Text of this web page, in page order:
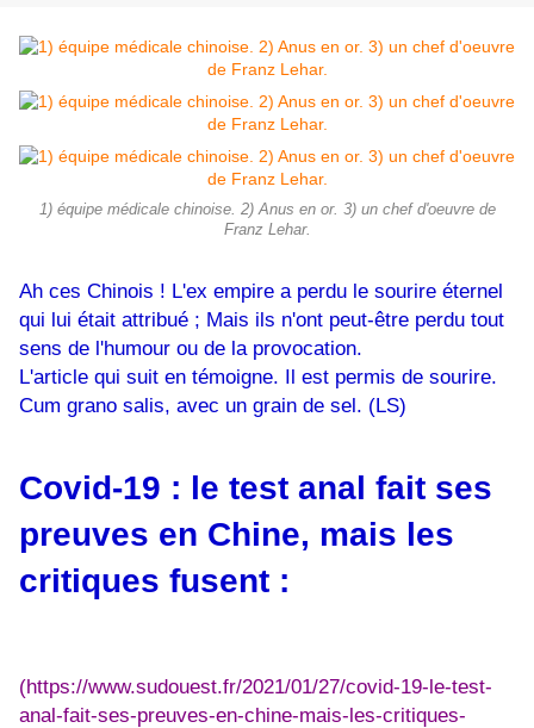
1) équipe médicale chinoise. 2) Anus en or. 3) un chef d'oeuvre de
Franz Lehar.
Ah ces Chinois ! L'ex empire a perdu le sourire éternel
qui lui était attribué ; Mais ils n'ont peut-être perdu tout
sens de l'humour ou de la provocation.
L'article qui suit en témoigne. Il est permis de sourire.
Cum grano salis, avec un grain de sel. (LS)
Covid-19 : le test anal fait ses
preuves en Chine, mais les
critiques fusent :
(https://www.sudouest.fr/2021/01/27/covid-19-le-test-
anal-fait-ses-preuves-en-chine-mais-les-critiques-